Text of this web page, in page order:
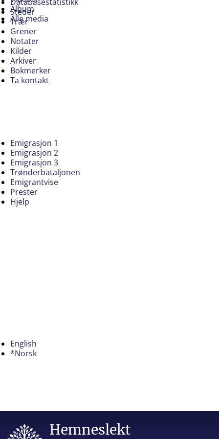
Album
Alle media
Steder
Trær
Grener
Notater
Kilder
Arkiver
Bokmerker
Ta kontakt
Emigrasjon 1
Emigrasjon 2
Emigrasjon 3
Trønderbataljonen
Emigrantvise
Prester
Hjelp
English
*Norsk
Hemneslekt